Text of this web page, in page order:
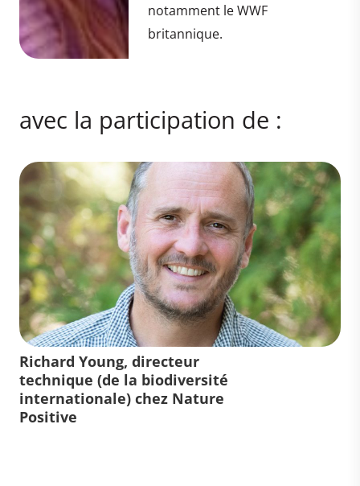
notamment le WWF
britannique.
avec la participation de :
Richard Young, directeur
technique (de la biodiversité
internationale) chez Nature
Positive